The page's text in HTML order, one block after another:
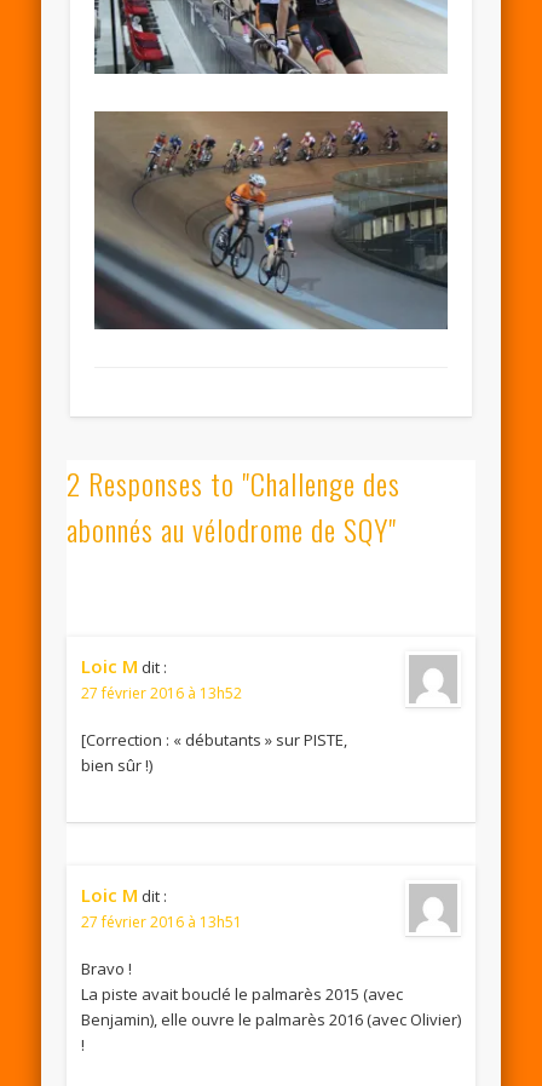
2 Responses to "Challenge des
abonnés au vélodrome de SQY"
Loic M dit :
27 février 2016 à 13h52
[Correction : « débutants » sur PISTE,
bien sûr !)
Loic M dit :
27 février 2016 à 13h51
Bravo !
La piste avait bouclé le palmarès 2015 (avec
Benjamin), elle ouvre le palmarès 2016 (avec Olivier)
!